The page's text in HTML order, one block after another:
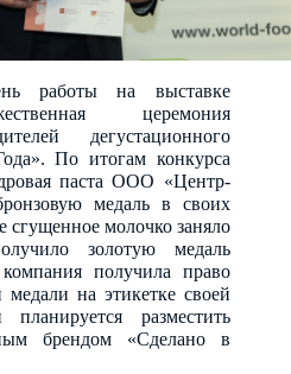
работы на выставке
церемония
дегустационного
По итогам конкурса
паста ООО «Центр-
медаль в своих
сгущенное молочко заняло
золотую медаль
получила право
медали на этикетке своей
разместить
брендом «Сделано в